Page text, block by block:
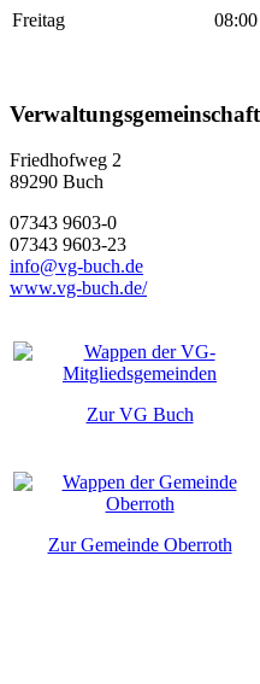
Freitag
Friedhofweg 2
89290 Buch
07343 9603-0
07343 9603-23
info@vg-buch.de
www.vg-buch.de/
Zur VG Buch
Zur Gemeinde Oberroth